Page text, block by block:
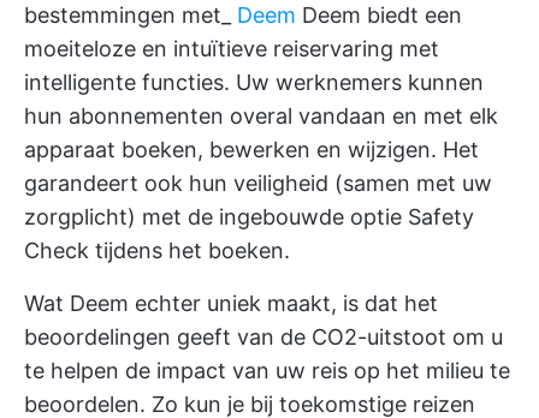
bestemmingen met_ Deem Deem biedt een
moeiteloze en intuïtieve reiservaring met
intelligente functies. Uw werknemers kunnen
hun abonnementen overal vandaan en met elk
apparaat boeken, bewerken en wijzigen. Het
garandeert ook hun veiligheid (samen met uw
zorgplicht) met de ingebouwde optie Safety
Check tijdens het boeken.
Wat Deem echter uniek maakt, is dat het
beoordelingen geeft van de CO2-uitstoot om u
te helpen de impact van uw reis op het milieu te
beoordelen. Zo kun je bij toekomstige reizen